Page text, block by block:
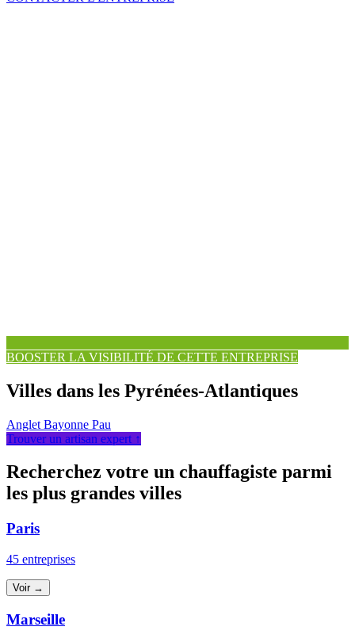
BOOSTER LA VISIBILITÉ DE CETTE ENTREPRISE
Villes dans les Pyrénées-Atlantiques
Anglet Bayonne Pau
Trouver un artisan expert ↑
Recherchez votre un chauffagiste parmi
les plus grandes villes
Paris
45 entreprises
Voir →
Marseille